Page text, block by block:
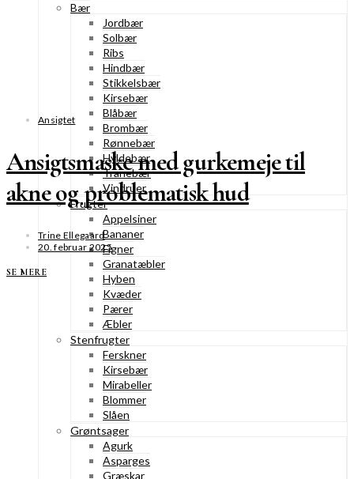
Bær
Jordbær
Solbær
Ribs
Hindbær
Stikkelsbær
Kirsebær
Blåbær
Brombær
Rønnebær
Hyldebær
Tranebær
Vindruer
Frugter
Appelsiner
Bananer
Figner
Granatæbler
Hyben
Kvæder
Pærer
Æbler
Stenfrugter
Ferskner
Kirsebær
Mirabeller
Blommer
Slåen
Grøntsager
Agurk
Asparges
Græskar
Ansigtet
Ansigtsmaske med gurkemeje til
akne og problematisk hud
Trine Ellegaard
20. februar 2025
SE MERE